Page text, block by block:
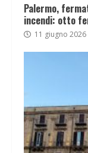
Palermo,
incendi: otto
11 giugno 2026